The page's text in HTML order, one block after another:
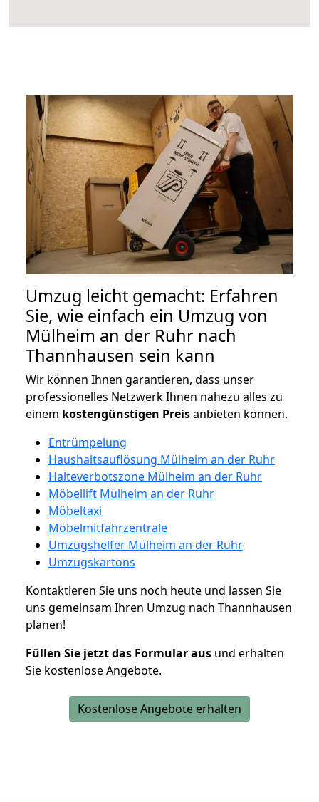
Umzug leicht gemacht: Erfahren
Sie, wie einfach ein Umzug von
Mülheim an der Ruhr nach
Thannhausen sein kann
Wir können Ihnen garantieren, dass unser
professionelles Netzwerk Ihnen nahezu alles zu
einem kostengünstigen Preisanbieten können.
Entrümpelung
Haushaltsauflösung Mülheim an der Ruhr
Halteverbotszone Mülheim an der Ruhr
Möbellift Mülheim an der Ruhr
Möbeltaxi
Möbelmitfahrzentrale
Umzugshelfer Mülheim an der Ruhr
Umzugskartons
Kontaktieren Sie uns noch heute und lassen Sie
uns gemeinsam Ihren Umzug nach Thannhausen
planen!
Füllen Sie jetzt das Formular aus und erhalten
Sie kostenlose Angebote.
Kostenlose Angebote erhalten